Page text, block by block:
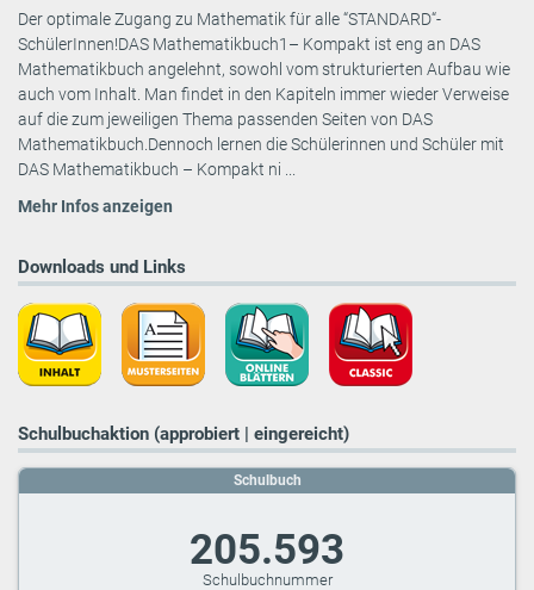
Der optimale Zugang zu Mathematik für alle “STANDARD“-
SchülerInnen!DAS Mathematikbuch1– Kompakt ist eng an DAS
Mathematikbuch angelehnt, sowohl vom strukturierten Aufbau wie
auch vom Inhalt. Man findet in den Kapiteln immer wieder Verweise
auf die zum jeweiligen Thema passenden Seiten von DAS
Mathematikbuch.Dennoch lernen die Schülerinnen und Schüler mit
DAS Mathematikbuch – Kompakt ni ...
Mehr Infos anzeigen
Downloads und Links
Schulbuchaktion (approbiert | eingereicht)
Schulbuch
205.593